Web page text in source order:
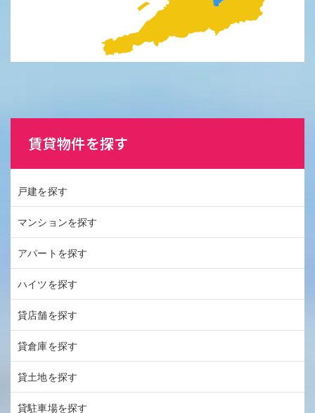
賃貸物件を探す
戸建を探す
マンションを探す
アパートを探す
ハイツを探す
貸店舗を探す
貸倉庫を探す
貸土地を探す
貸駐車場を探す